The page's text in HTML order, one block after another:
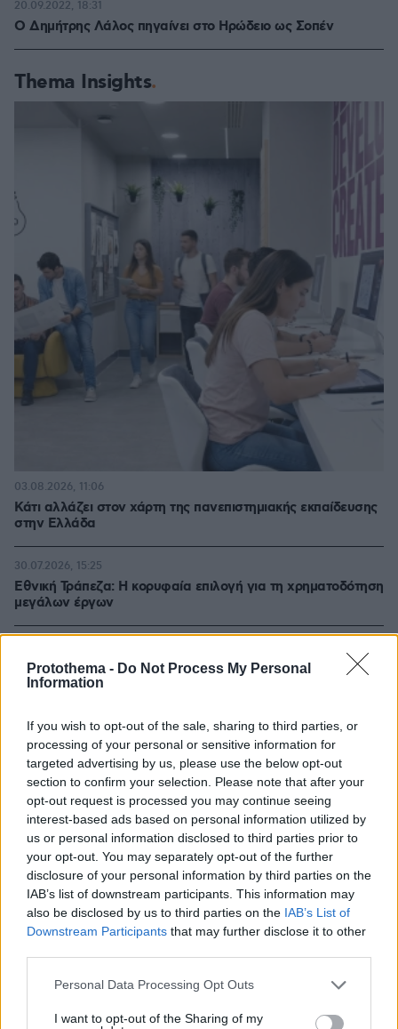
Protothema - Do Not Process My Personal
Information
If you wish to opt-out of the sale, sharing to third parties, or
processing of your personal or sensitive information for
targeted advertising by us, please use the below opt-out
section to confirm your selection. Please note that after your
opt-out request is processed you may continue seeing
interest-based ads based on personal information utilized by
us or personal information disclosed to third parties prior to
your opt-out. You may separately opt-out of the further
disclosure of your personal information by third parties on the
IAB’s list of downstream participants. This information may
also be disclosed by us to third parties on the IAB’s List of
Downstream Participants that may further disclose it to other
Please note that this website/app uses one or more Google
not limited to your visit or usage behaviour. You may click to
Personal Data Processing Opt Outs
I want to opt-out of the Sharing of my
Ο Δημήτρης Λάλος πηγαίνει στο Ηρώδειο ως Σοπέν
20.09.2022, 18:31
Thema Insights
Κάτι αλλάζει στον χάρτη της πανεπιστημιακής εκπαίδευσης
στην Ελλάδα
03.08.2026, 11:06
Εθνική Τράπεζα: Η κορυφαία επιλογή για τη χρηματοδότηση
μεγάλων έργων
30.07.2026, 15:25
Διασκεδάζουμε υπεύθυνα, επιστρέφουμε με ασφάλεια
ΡΟΗ ΕΙΔΗΣΕΩΝ
Ειδήσεις Δημοφιλή Σχολιασμένα
4 τρόφιμα που πρέπει να πετάξετε από το ψυγείο σας
πριν 2 λεπτά
Οι κανόνες που ισχύουν στις παραλίες της Ευρώπης το
φετινό καλοκαίρι – Από τα ηχεία με μουσική μέχρι… την
ούρηση στη θάλασσα
πριν 2 λεπτά
χρόνο κατέληξαν στα σκουπίδια φάρμακα που θα